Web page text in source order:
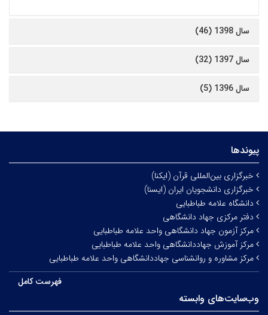
سال 1398 (46)
سال 1397 (32)
سال 1396 (5)
پیوندها
خبرگزاری بین‌المللی قرآن (ایکنا)
خبرگزاری دانشجویان ایران (ایسنا)
دانشگاه علامه طباطبایی
دفتر مرکزی جهاد دانشگاهی
مرکز آزمون جهاد دانشگاهی واحد علامه طباطبایی
مرکز آموزش جهاددانشگاهی واحد علامه طباطبایی
مرکز مشاوره و روانشناسی جهاددانشگاهی واحد علامه طباطبایی
فهرست کامل
وب‌سایت‌های وابسته